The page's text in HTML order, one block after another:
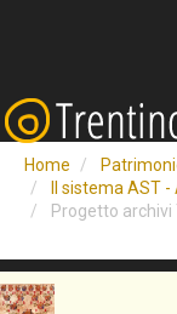
Home
Il sistema AST
Progetto archivi